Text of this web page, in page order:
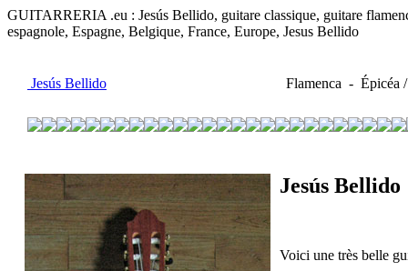
GUITARRERIA .eu : Jesús Bellido, guitare classique, guitare
espagnole, Espagne, Belgique, France, Europe, Jesus Bellido
Jesús Bellido Flamenca - Épicéa
Jesús Bellido
Voici une très belle